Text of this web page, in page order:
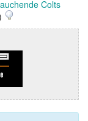
Colts